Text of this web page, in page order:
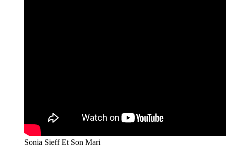
Sonia Sieff Et Son Mari